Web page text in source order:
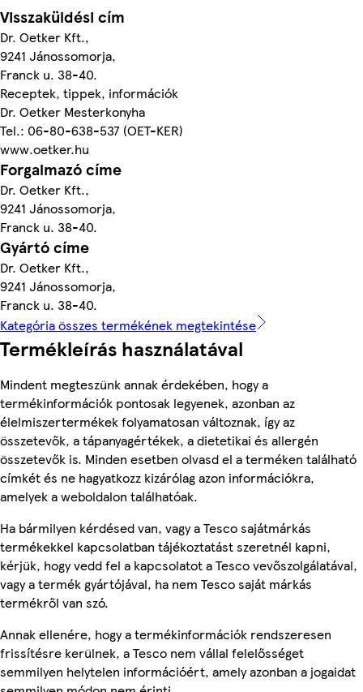
Visszaküldési cím
Dr. Oetker Kft.,
9241 Jánossomorja,
Franck u. 38-40.
Receptek, tippek, információk
Dr. Oetker Mesterkonyha
Tel.: 06-80-638-537 (OET-KER)
www.oetker.hu
Forgalmazó címe
Dr. Oetker Kft.,
9241 Jánossomorja,
Franck u. 38-40.
Gyártó címe
Dr. Oetker Kft.,
9241 Jánossomorja,
Franck u. 38-40.
Kategória összes termékének megtekintése
Termékleírás használatával
Mindent megteszünk annak érdekében, hogy a
termékinformációk pontosak legyenek, azonban az
élelmiszertermékek folyamatosan változnak, így az
összetevők, a tápanyagértékek, a dietetikai és allergén
összetevők is. Minden esetben olvasd el a terméken található
címkét és ne hagyatkozz kizárólag azon információkra,
amelyek a weboldalon találhatóak.
Ha bármilyen kérdésed van, vagy a Tesco sajátmárkás
termékekkel kapcsolatban tájékoztatást szeretnél kapni,
kérjük, hogy vedd fel a kapcsolatot a Tesco vevőszolgálatával,
vagy a termék gyártójával, ha nem Tesco saját márkás
termékről van szó.
Annak ellenére, hogy a termékinformációk rendszeresen
frissítésre kerülnek, a Tesco nem vállal felelősséget
semmilyen helytelen információért, amely azonban a jogaidat